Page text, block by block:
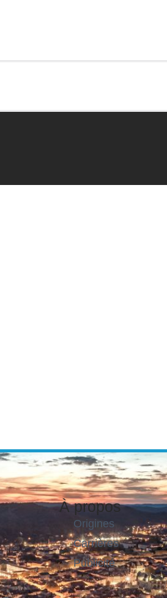
À propos
Origines
Carrières
Publicité